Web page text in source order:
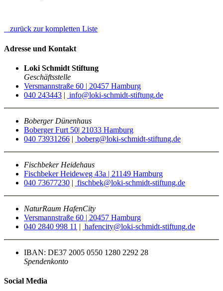
zurück zur kompletten Liste
Adresse und Kontakt
Loki Schmidt Stiftung
Geschäftsstelle
Versmannstraße 60 | 20457 Hamburg
040 243443 | info@loki-schmidt-stiftung.de
Boberger Dünenhaus
Boberger Furt 50| 21033 Hamburg
040 73931266 | boberg@loki-schmidt-stiftung.de
Fischbeker Heidehaus
Fischbeker Heideweg 43a | 21149 Hamburg
040 73677230 | fischbek@loki-schmidt-stiftung.de
NaturRaum HafenCity
Versmannstraße 60 | 20457 Hamburg
040 2840 998 11 | hafencity@loki-schmidt-stiftung.de
IBAN: DE37 2005 0550 1280 2292 28
Spendenkonto
Social Media